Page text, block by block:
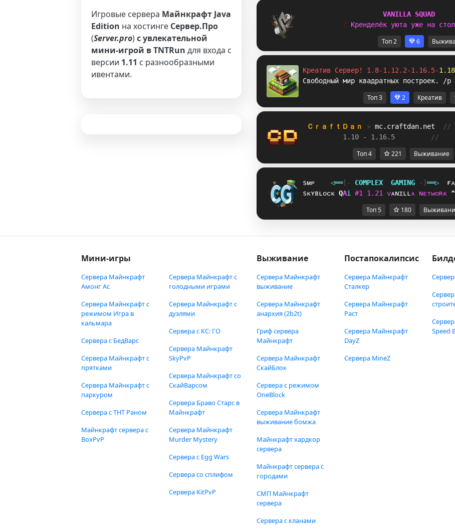
Игровые сервера Майнкрафт Java
Edition на хостинге Сервер.Про
(Server.pro)с увлекательной
мини-игрой в TNTRun для входа с
версии 1.11 с разнообразными
ивентами.
VANIL L A SQUAD
? Кренделёк уюта уже на стол
Топ 2 6
Креатив Сервер! 1.8-1.12.2-1.16.5-
Свободный мир квадратных построек. /p
Топ 3 2 Креатив
ＣｒａｆｔＤａｎ » mc.craftdan.net //
1.10 - 1.16.5
//
Топ 4 221 Выживание
sᴍᴘ ◁══[‐ COMPL EX GAMING ‐]══▷
sᴋʏʙʟᴏᴄᴋ JHi #1 1 . 21 ᴠᴀɴɪʟʟᴀ ɴᴇᴛᴡᴏʀᴋ P
Топ 5 180
Мини-игры
Сервера Майнкрафт
Амонг Ас
Сервера Майнкрафт с
режимом Игра в
кальмара
Сервера с БедВарс
Сервера Майнкрафт с
прятками
Сервера Майнкрафт с
паркуром
Сервера с ТНТ Раном
Майнкрафт сервера с
BoxPvP
Сервера Майнкрафт с
голодными играми
Сервера Майнкрафт с
дуэлями
Сервера с КС: ГО
Сервера Майнкрафт
SkyPvP
Сервера Майнкрафт со
СкайВарсом
Сервера Браво Старс в
Майнкрафт
Сервера Майнкрафт
Murder Mystery
Сервера с Egg Wars
Сервера со сплифом
Сервера KitPvP
Выживание
Сервера Майнкрафт
выживание
Сервера Майнкрафт
анархия (2b2t)
Гриф сервера
Майнкрафт
Сервера Майнкрафт
СкайБлок
Сервера с режимом
OneBlock
Сервера Майнкрафт
выживание бомжа
Майнкрафт хардкор
сервера
Майнкрафт сервера с
городами
СМП Майнкрафт
сервера
Сервера с кланами
Постапокалипсис
Сервера Майнкрафт
Сталкер
Сервера Майнкрафт
Раст
Сервера Майнкрафт
DayZ
Сервера MineZ
Speed